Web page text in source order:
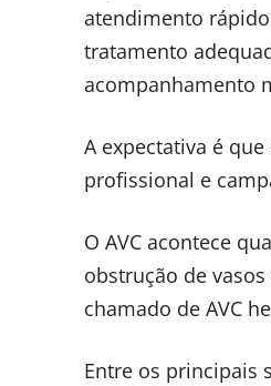
atendimento
tratamento
acompanhamento
A expectativa é
profissional e
O AVC acontece
obstrução de
chamado de AVC
Entre os principais